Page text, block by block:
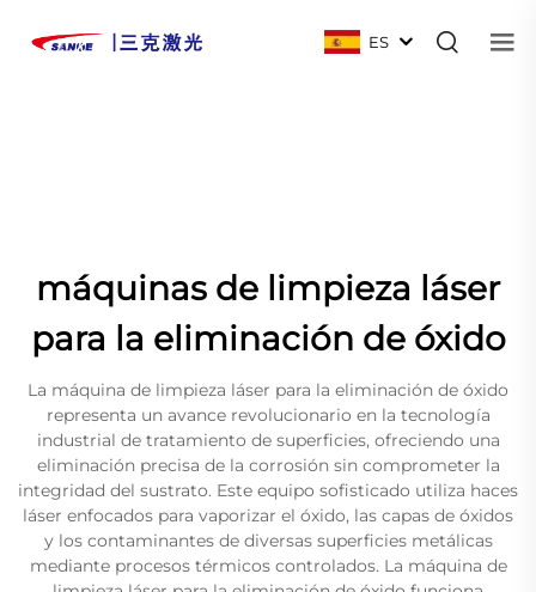
ES
máquinas de limpieza láser
para la eliminación de óxido
La máquina de limpieza láser para la eliminación de óxido
representa un avance revolucionario en la tecnología
industrial de tratamiento de superficies, ofreciendo una
eliminación precisa de la corrosión sin comprometer la
integridad del sustrato. Este equipo sofisticado utiliza haces
láser enfocados para vaporizar el óxido, las capas de óxidos
y los contaminantes de diversas superficies metálicas
mediante procesos térmicos controlados. La máquina de